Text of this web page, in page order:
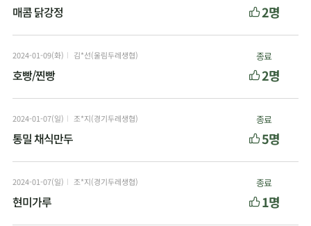
매콤 닭강정 2명
2024-01-09(화) 김*선(울림두레생협)
호빵/찐빵
종료
2명
2024-01-07(일) 조*지(경기두레생협)
통밀 채식만두
종료
5명
2024-01-07(일) 조*지(경기두레생협)
현미가루
종료
1명